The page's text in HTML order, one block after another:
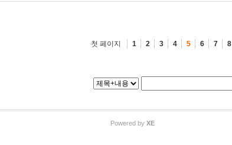
첫 페이지 1 2 3 4 5 6 7 8
Powered by XE